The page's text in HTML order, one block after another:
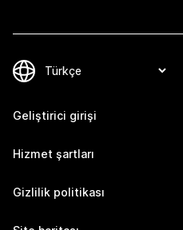
Geliştirici girişi
Hizmet şartları
Gizlilik politikası